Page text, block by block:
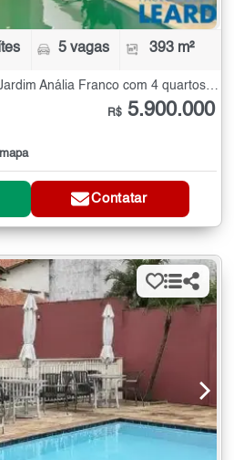
5 vagas 393 m²
Apartamento à Venda no Jardim Anália Franco com 4 quartos - 393 m²
R$ 5.900.000
Contatar